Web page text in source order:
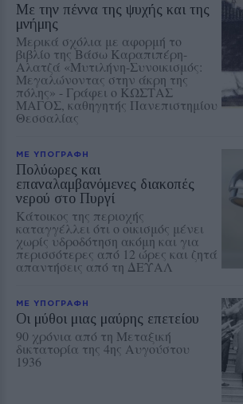
Με την πέννα της ψυχής και της
μνήμης
Μερικά σχόλια με αφορμή το
βιβλίο της Βάσω Καραπιπέρη-
Αλατζά «Μυτιλήνη-Συνοικισμός:
Μεγαλώνοντας στην άκρη της
πόλης» - Γράφει ο ΚΩΣΤΑΣ
ΜΑΓΟΣ, καθηγητής Πανεπιστημίου
Θεσσαλίας
ΜΕ ΥΠΟΓΡΑΦΗ
Πολύωρες και
επαναλαμβανόμενες διακοπές
νερού στο Πυργί
Κάτοικος της περιοχής
καταγγέλλει ότι ο οικισμός μένει
χωρίς υδροδότηση ακόμη και για
περισσότερες από 12 ώρες και ζητά
απαντήσεις από τη ΔΕΥΑΛ
ΜΕ ΥΠΟΓΡΑΦΗ
Οι μύθοι μιας μαύρης επετείου
90 χρόνια από τη Μεταξική
δικτατορία της 4ης Αυγούστου
1936